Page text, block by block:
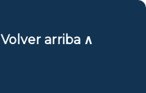
Volver arriba ∧